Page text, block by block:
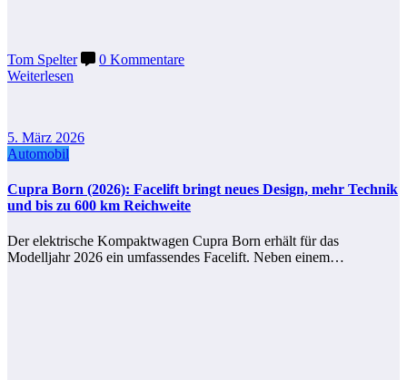
Tom Spelter
0 Kommentare
Weiterlesen
5. März 2026
Automobil
Cupra Born (2026): Facelift bringt neues Design, mehr Technik
und bis zu 600 km Reichweite
Der elektrische Kompaktwagen Cupra Born erhält für das
Modelljahr 2026 ein umfassendes Facelift. Neben einem…